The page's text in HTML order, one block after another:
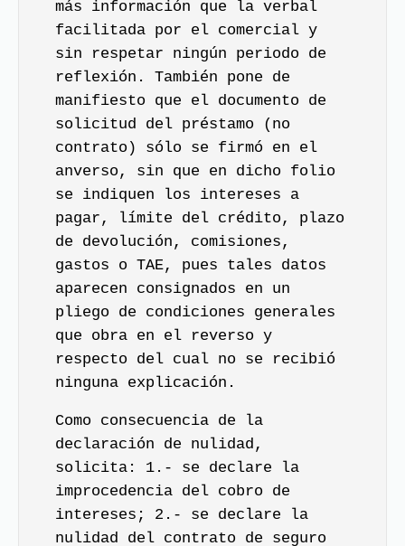
más información que la verbal
facilitada por el comercial y
sin respetar ningún periodo de
reflexión. También pone de
manifiesto que el documento de
solicitud del préstamo (no
contrato) sólo se firmó en el
anverso, sin que en dicho folio
se indiquen los intereses a
pagar, límite del crédito, plazo
de devolución, comisiones,
gastos o TAE, pues tales datos
aparecen consignados en un
pliego de condiciones generales
que obra en el reverso y
respecto del cual no se recibió
ninguna explicación.
Como consecuencia de la
declaración de nulidad,
solicita: 1.- se declare la
improcedencia del cobro de
intereses; 2.- se declare la
nulidad del contrato de seguro